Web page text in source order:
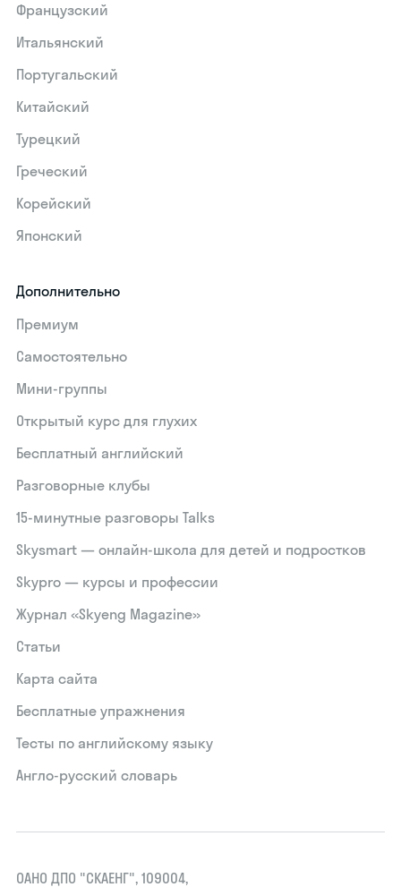
Французский
Итальянский
Португальский
Китайский
Турецкий
Греческий
Корейский
Японский
Дополнительно
Премиум
Самостоятельно
Мини-группы
Открытый курс для глухих
Бесплатный английский
Разговорные клубы
15‑минутные разговоры Talks
Skysmart — онлайн-школа для детей и подростков
Skypro — курсы и профессии
Журнал «Skyeng Magazine»
Статьи
Карта сайта
Бесплатные упражнения
Тесты по английскому языку
Англо-русский словарь
ОАНО ДПО "СКАЕНГ", 109004,